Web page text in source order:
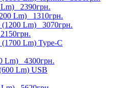
Lm) 2390грн.
Lm) 1310грн.
(1200 Lm) 3070грн.
2150грн.
Lm) Type-C
Lm) 4300грн.
Lm) USB